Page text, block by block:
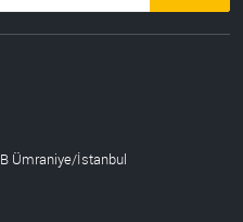
Ümraniye/İstanbul